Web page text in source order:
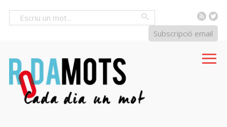
RSS
Subscripció email